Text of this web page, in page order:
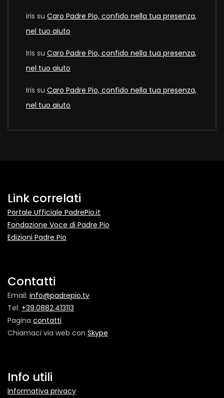
iris su Caro Padre Pio, confido nella tua presenza,
nel tuo aiuto
Iris su Caro Padre Pio, confido nella tua presenza,
nel tuo aiuto
Iris su Caro Padre Pio, confido nella tua presenza,
nel tuo aiuto
Link correlati
Portale Ufficiale PadrePio.it
Fondazione Voce di Padre Pio
Edizioni Padre Pio
Contatti
Email: info@padrepio.tv
Tel: +39.0882.413113
Pagina contatti
Chiamaci via web con Skype
Info utili
Informativa privacy